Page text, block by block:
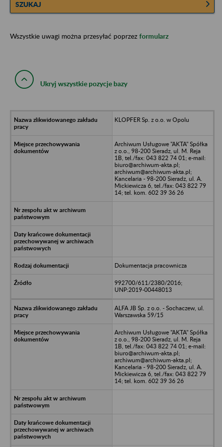
SZUKAJ
Wszystkie uwagi można przesyłać poprzez formularz
Ukryj wszystkie pozycje bazy
KLOPFER Sp. z o.o. w Opolu
Archiwum Usługowe "AKTA" Spółka
z o.o., 98-200 Sieradz, ul. M. Reja
1B, tel./fax: 043 822 74 01; e-mail:
biuro@archiwum-akta.pl;
archiwum@archiwum-akta.pl;
Kancelaria - 98-200 Sieradz, ul. A.
Mickiewicza 6, tel./fax: 043 822 79
14; tel. kom. 602 39 36 26
Dokumentacja pracownicza
992700/611/2380/2016;
UNP:2019-00448013
ALFA JB Sp. z o.o. - Sochaczew, ul.
Warszawska 59/15
Archiwum Usługowe "AKTA" Spółka
z o.o., 98-200 Sieradz, ul. M. Reja
1B, tel./fax: 043 822 74 01; e-mail:
biuro@archiwum-akta.pl;
archiwum@archiwum-akta.pl;
Kancelaria - 98-200 Sieradz, ul. A.
Mickiewicza 6, tel./fax: 043 822 79
14; tel. kom. 602 39 36 26